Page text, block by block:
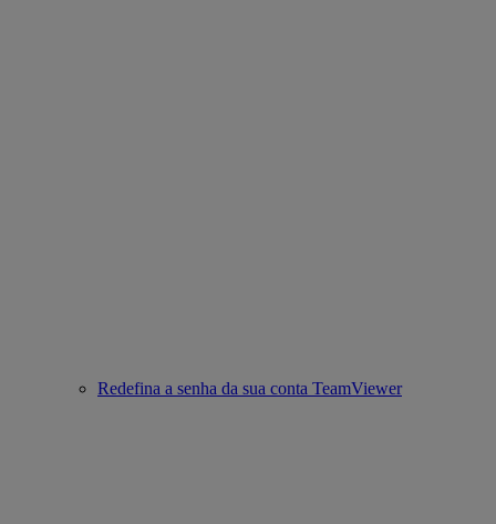
Redefina a senha da sua conta TeamViewer